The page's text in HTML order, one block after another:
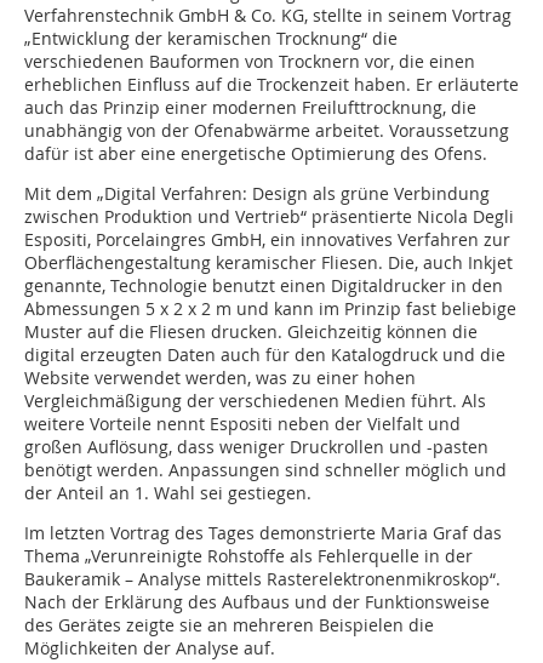
Verfahrenstechnik GmbH & Co. KG, stellte in seinem Vortrag
„Entwicklung der keramischen Trocknung“ die
verschiedenen Bauformen von Trocknern vor, die einen
erheblichen Einfluss auf die Trockenzeit haben. Er erläuterte
auch das Prinzip einer modernen Freilufttrocknung, die
unabhängig von der Ofenabwärme arbeitet. Voraussetzung
dafür ist aber eine energetische Optimierung des Ofens.
Mit dem „Digital Verfahren: Design als grüne Verbindung
zwischen Produktion und Vertrieb“ präsentierte Nicola Degli
Espositi, Porcelaingres GmbH, ein innovatives Verfahren zur
Oberflächengestaltung keramischer Fliesen. Die, auch Inkjet
genannte, Technologie benutzt einen Digitaldrucker in den
Abmessungen 5 x 2 x 2 m und kann im Prinzip fast beliebige
Muster auf die Fliesen drucken. Gleichzeitig können die
digital erzeugten Daten auch für den Katalogdruck und die
Website verwendet werden, was zu einer hohen
Vergleichmäßigung der verschiedenen Medien führt. Als
weitere Vorteile nennt Espositi neben der Vielfalt und
großen Auflösung, dass weniger Druckrollen und -pasten
benötigt werden. Anpassungen sind schneller möglich und
der Anteil an 1. Wahl sei gestiegen.
Im letzten Vortrag des Tages demonstrierte Maria Graf das
Thema „Verunreinigte Rohstoffe als Fehlerquelle in der
Baukeramik – Analyse mittels Rasterelektronenmikroskop“.
Nach der Erklärung des Aufbaus und der Funktionsweise
des Gerätes zeigte sie an mehreren Beispielen die
Möglichkeiten der Analyse auf.